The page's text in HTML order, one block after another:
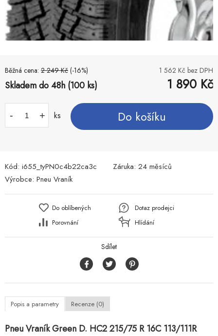
Běžná cena: 2 249 Kč (-16%) 1 562 Kč bez DPH
Skladem do 48h (100 ks) 1 890 Kč
- + ks Do košíku
Kód: i655_tyPN0c4b22ca3c Záruka: 24 měsíců
Výrobce: Pneu Vraník
Do oblíbených
Porovnání
Dotaz prodejci
Hlídání
Sdílet
Popis a parametry Recenze (0)
Pneu Vraník Green D. HC2 215/75 R 16C 113/111R